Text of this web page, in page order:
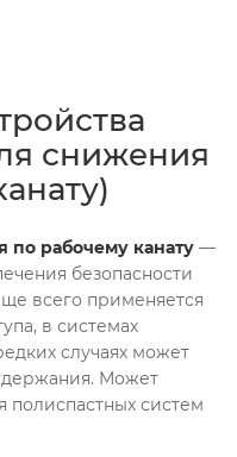
снижения
по рабочему канату —
безопасности
всего применяется
в системах
случаях может
Может
полиспастных систем